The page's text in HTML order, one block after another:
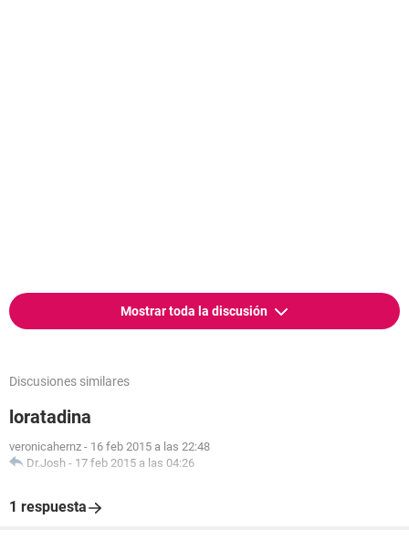
Mostrar toda la discusión
Discusiones similares
loratadina
veronicahernz - 16 feb 2015 a las 22:48
Dr.Josh - 17 feb 2015 a las 04:26
1 respuesta